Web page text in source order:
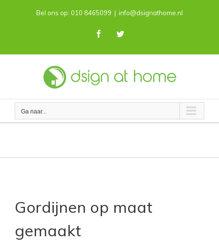
Bel ons op: 010 8465099 | info@dsignathome.nl
FacebookTwitter
Ga naar...
Gordijnen op maat
gemaakt